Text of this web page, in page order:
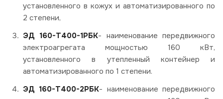
установленного в кожух и автоматизированного по
2 степени,
ЭД 160-Т400-1РБК- наименование передвижного
электроагрегата мощностью 160 кВт,
установленного в утепленный контейнер и
автоматизированного по 1 степени.
ЭД 160-Т400-2РБК- наименование передвижного